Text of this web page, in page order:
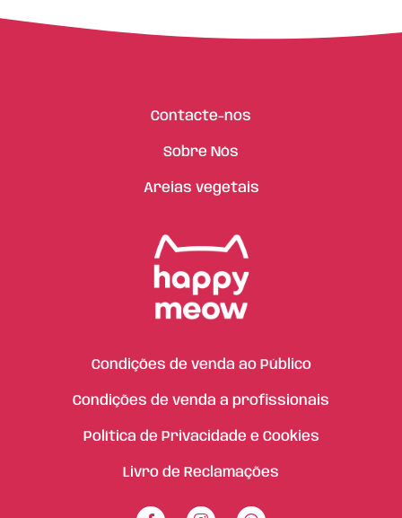
Contacte-nos
Sobre Nós
Areias vegetais
Condições de venda ao Público
Condições de venda a profissionais
Política de Privacidade e Cookies
Livro de Reclamações